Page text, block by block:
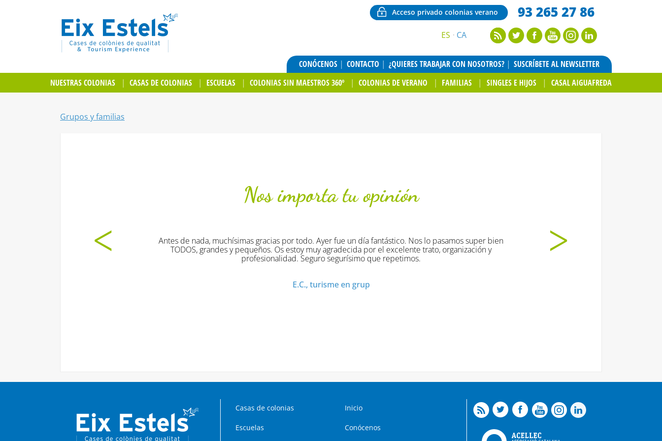
Acceso privado colonias verano 93 265 27 86
ES CA
CONÓCENOS CONTACTO ¿QUIERES TRABAJAR CON NOSOTROS?
SUSCRÍBETE AL NEWSLETTER
NUESTRAS COLONIAS
CASAS DE COLONIAS ESCUELAS COLONIAS SIN MAESTROS 360º COLONIAS DE VERANO FAMILIAS SINGLES E HIJOS CASAL AIGUAFREDA
Grupos y familias
Nos importa tu opinión
Antes de nada, muchísimas gracias por todo. Ayer fue un día fantástico. Nos lo pasamos super bien
TODOS, grandes y pequeños. Os estoy muy agradecida por el excelente trato, organización y
profesionalidad. Seguro segurísimo que repetimos.
E.C., turisme en grup
Casas de colonias Inicio
Escuelas Conócenos